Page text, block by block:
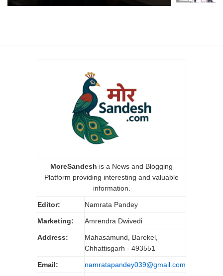
MoreSandesh is a News and Blogging
Platform providing interesting and valuable
information.
Editor: Namrata Pandey
Marketing: Amrendra Dwivedi
Address:
Mahasamund, Barekel,
Chhattisgarh - 493551
Email: namratapandey039@gmail.com